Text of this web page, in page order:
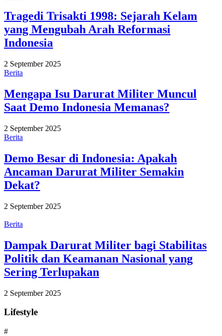
Tragedi Trisakti 1998: Sejarah Kelam
yang Mengubah Arah Reformasi
Indonesia
2 September 2025
Berita
Mengapa Isu Darurat Militer Muncul
Saat Demo Indonesia Memanas?
2 September 2025
Berita
Demo Besar di Indonesia: Apakah
Ancaman Darurat Militer Semakin
Dekat?
2 September 2025
Berita
Dampak Darurat Militer bagi Stabilitas
Politik dan Keamanan Nasional yang
Sering Terlupakan
2 September 2025
Lifestyle
#